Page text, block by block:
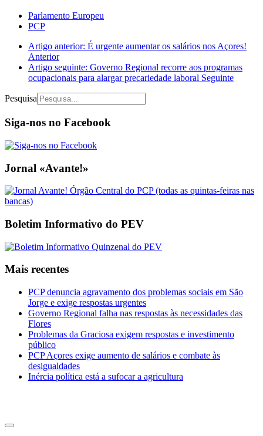
Parlamento Europeu
PCP
Artigo anterior: É urgente aumentar os salários nos Açores!
Anterior
Artigo seguinte: Governo Regional recorre aos programas
ocupacionais para alargar precariedade laboral Seguinte
Pesquisa
Siga-nos no Facebook
Jornal «Avante!»
Boletim Informativo do PEV
Mais recentes
PCP denuncia agravamento dos problemas sociais em São
Jorge e exige respostas urgentes
Governo Regional falha nas respostas às necessidades das
Flores
Problemas da Graciosa exigem respostas e investimento
público
PCP Açores exige aumento de salários e combate às
desigualdades
Inércia política está a sufocar a agricultura